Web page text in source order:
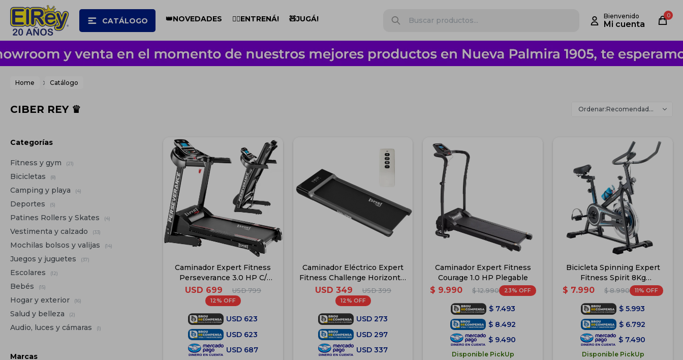
CATÁLOGO 👑NOVEDADES 🏋️‍♂️ENTRENÁ! 🧸JUGÁ! 0
Home Catálogo
CIBER REY ♛ Recomendados
Caminador Expert Fitness
Perseverance 3.0 HP C/
Pulsómetro - Perseverance
3.0
USD 699 USD 799
12
USD 623
USD 623
USD 687
Caminador Eléctrico Expert
Fitness Challenge Horizontal
Plano 2HP C/ Control -
Challenge 2.0
USD 349 USD 399
12
USD 273
USD 297
USD 337
Caminador Expert Fitness
Courage 1.0 HP Plegable
$ 9.990 $ 12.990 23
$ 7.493
$ 8.492
$ 9.490
Disponible PickUp
Bicicleta Spinning Expert
Fitness Spirit 8Kg
Profesional Regulable
Pulsómetro - Negro-Azul
$ 7.990 $ 8.990 11
$ 5.993
$ 6.792
$ 7.490
Disponible PickUp
Categorías
Fitness y gym (21)
Bicicletas (8)
Camping y playa (4)
Deportes (5)
Patines Rollers y Skates (4)
Vestimenta y calzado (33)
Mochilas bolsos y valijas (14)
Juegos y juguetes (37)
Escolares (12)
Bebés (15)
Hogar y exterior (16)
Salud y belleza (2)
Audio, luces y cámaras (1)
Marcas